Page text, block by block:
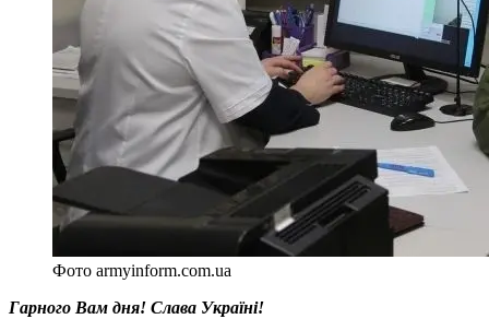
Фото armyinform.com.ua
Гарного Вам дня! Слава Україні!